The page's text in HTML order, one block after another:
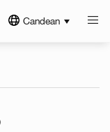
Candean